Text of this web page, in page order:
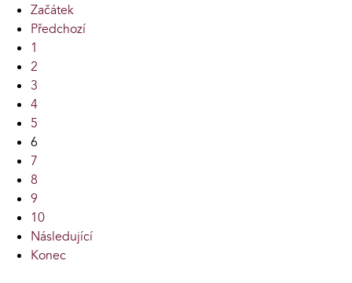
Začátek
Předchozí
1
2
3
4
5
6
7
8
9
10
Následující
Konec